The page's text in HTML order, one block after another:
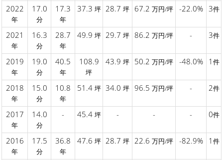
2022
年
17.0
分
17.3
年
37.3 坪 28.7 坪 67.2 万円/坪 -22.0% 3件
2021
年
16.3
分
28.7
年
49.9 坪 29.7 坪 86.2 万円/坪 - 3件
2019
年
19.0
分
40.5
年
108.9
坪
43.9 坪 50.2 万円/坪 -48.0% 1 件
2018
年
15.0
分
10.8
年
51.4 坪 34.0 坪 96.5 万円/坪 - 2件
2017
年
14.0
分
- 45.4 坪 - - - 0件
2016
年
17.5
分
36.8
年
47.6 坪 28.7 坪 22.6 万円/坪 -82.9% 1 件